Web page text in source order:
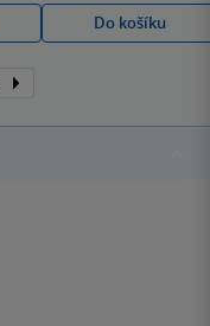
Do košíku